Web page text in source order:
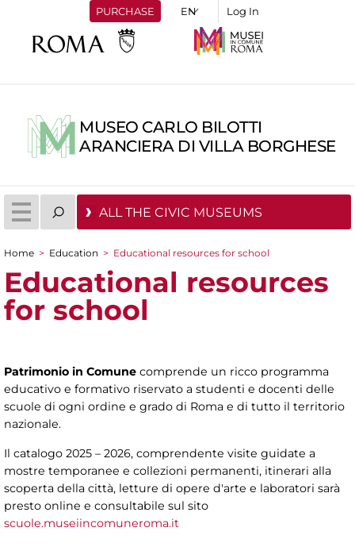
PURCHASE Log In
MUSEO CARLO BILOTTI
ARANCIERA DI VILLA BORGHESE
ALL THE CIVIC MUSEUMS
You are here
Home > Education > Educational resources for school
Educational resources
for school
Patrimonio in Comune comprende un ricco programma
educativo e formativo riservato a studenti e docenti delle
scuole di ogni ordine e grado di Roma e di tutto il territorio
nazionale.
Il catalogo 2025 – 2026, comprendente visite guidate a
mostre temporanee e collezioni permanenti, itinerari alla
scoperta della città, letture di opere d'arte e laboratori sarà
presto online e consultabile sul sito
scuole.museiincomuneroma.it